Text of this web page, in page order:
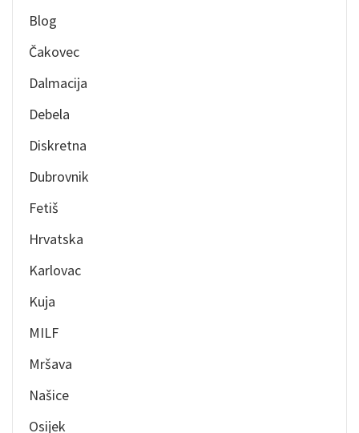
Blog
Čakovec
Dalmacija
Debela
Diskretna
Dubrovnik
Fetiš
Hrvatska
Karlovac
Kuja
MILF
Mršava
Našice
Osijek